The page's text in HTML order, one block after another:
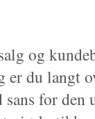
og
du langt
for